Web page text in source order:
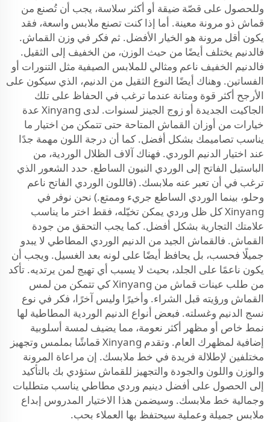
وللحصول على قصّة ضيقة أو أكثر سلاسة، يجب أن تُصنع من
قماش ذو مرونة معينة. أما إذا كنت تصنع ملابس واسعة، فقد
يكون أقل مرونة هو الخيار الأفضل. ثم فكر في وزن القماش.
فالدنيم يختلف أيضًا من حيث الوزن، من الخفيف إلى الثقيل.
فالدنيم الخفيف ناعم ومثالي للملابس الصيفية مثل التنورات أو
الفساتين. وهناك أيضًا النوع الثقيل من الدنيم، الذي سيكون على
الأرجح أكثر قوة ومتانة عندما ترغب في الحفاظ على تلك
الجاكيت الجديدة أو زوج الجينز لسنوات. لدى Xinyang عدة
خيارات من أوزان القماش المتاحة حتى تتمكن من اختيار ما
يناسب تصاميمك بشكل أفضل. كما أن درجة اللون مهمة جدًا
عند اختيار الدنيم الوردي. فهناك آلاف الظلال الوردية، من
الباستيل الفاتح إلى الوردي النيون الساطع. حدد الشعور الذي
ترغب في أن تعبر عنه ملابسك. (فاللون الوردي الفاتح ناعم
وحلو، بينما الوردي الساطع جريء وممتع.) نحن نوفر في
Xinyang كل ظل وردي يمكن تخيّله، فقط اختر ما يناسب
علامتك التجارية بشكل أفضل. كما يجب التحقق من جودة
القماش. فالقماش الجيد من الدنيم الوردي المطاطي لا يبدو
جميلًا فحسب، بل يحافظ أيضًا على لونه بعد الغسيل. ويجب أن
يكون ناعمًا على الجلد، بحيث لا يسبب أي تهيج لمن يرتديه. تأكد
من طلب عينات قماش من Xinyang كي تتمكن من لمس
القماش ورؤيته قبل الشراء. وأخيرًا وليس آخرًا، فكر في نوع
نسج الدنيم وغسلته. فبعض أنواع الدنيم الوردية المطاطية لها
نمط خاص أو مظهر أكثر نعومة، مما يضيف لمسة أسلوبية
إضافية لمظهرك العام. وتقدم Xinyang قماشًا بملمس وتجهيز
مختلفين لإطلالة فريدة في خط ملابسك. إن مراعاة المرونة
والوزن واللون والجودة والتجهيز للقماش ستؤدي بك بالتأكيد
إلى الحصول على أفضل دينيم وردي مطاطي يناسب متطلبات
وجمالية خط ملابسك. وسيضمن هذا الاختيار المدروس إبداع
ملابس جميلة وعملية سيحتفظ بها العملاء بحب.